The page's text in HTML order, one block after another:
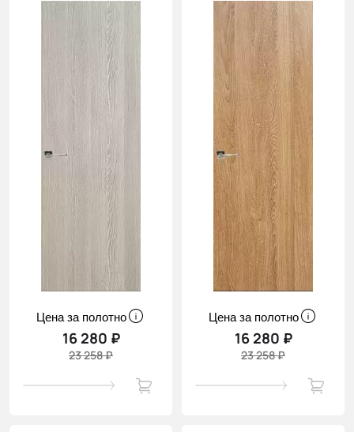
Цена за полотно
16 280 ₽
23 258 ₽
Цена за полотно
16 280 ₽
23 258 ₽